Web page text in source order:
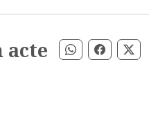
Compartir